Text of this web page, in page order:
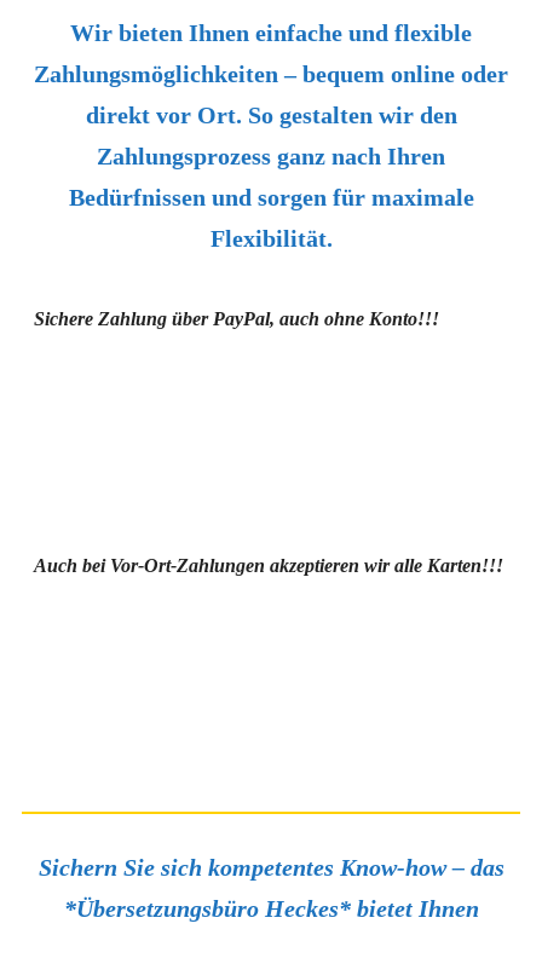
Wir bieten Ihnen einfache und flexible
Zahlungsmöglichkeiten – bequem online oder
direkt vor Ort. So gestalten wir den
Zahlungsprozess ganz nach Ihren
Bedürfnissen und sorgen für maximale
Flexibilität.
Sichere Zahlung über PayPal, auch ohne Konto!!!
Auch bei Vor-Ort-Zahlungen akzeptieren wir alle Karten!!!
Sichern Sie sich kompetentes Know-how – das
*Übersetzungsbüro Heckes* bietet Ihnen